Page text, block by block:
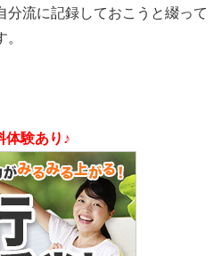
分流に記録しておこうと綴って
。
験あり♪